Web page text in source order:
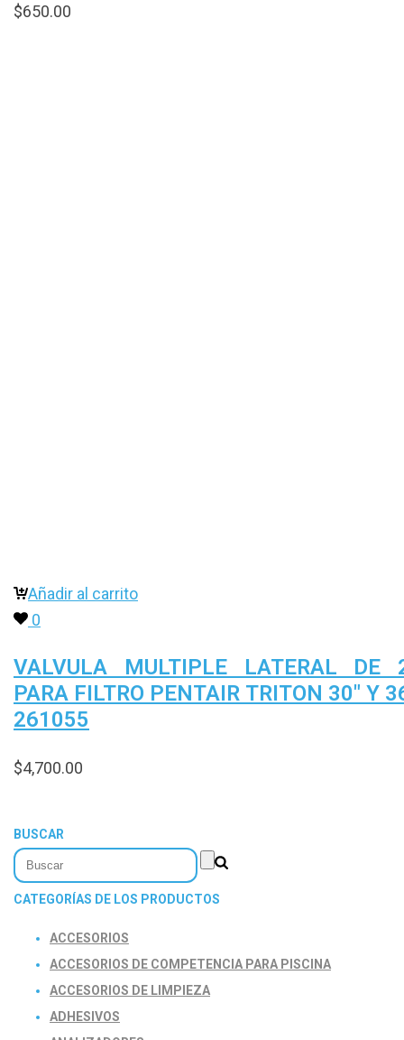
$650.00
Añadir al carrito
0
VALVULA MULTIPLE LATERAL DE
PARA FILTRO PENTAIR TRITON 30″ Y
261055
$4,700.00
BUSCAR
CATEGORÍAS DE LOS PRODUCTOS
ACCESORIOS
ACCESORIOS DE COMPETENCIA PARA PISCINA
ACCESORIOS DE LIMPIEZA
ADHESIVOS